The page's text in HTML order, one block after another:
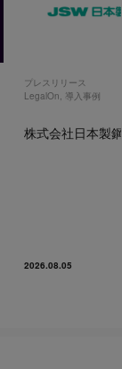
プレスリリース
LegalOn, 導入事例
株式会社日本製
2026.08.05